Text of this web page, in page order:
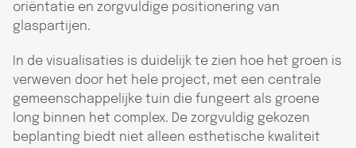
oriëntatie en zorgvuldige positionering van
glaspartijen.
In de visualisaties is duidelijk te zien hoe het groen is
verweven door het hele project, met een centrale
gemeenschappelijke tuin die fungeert als groene
long binnen het complex. De zorgvuldig gekozen
beplanting biedt niet alleen esthetische kwaliteit